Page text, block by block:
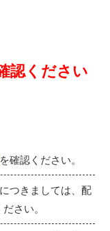
認ください
を確認ください。
つきましては、配
さい。